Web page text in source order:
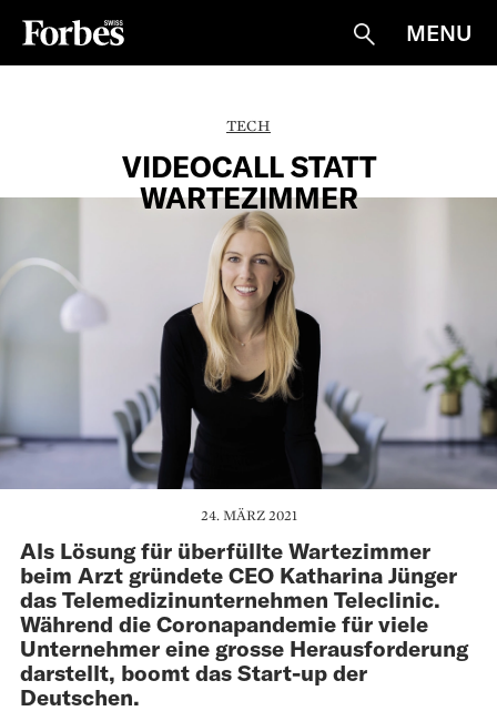
Suche
MENU
TECH
VIDEOCALL STATT
WARTEZIMMER
24. MÄRZ 2021
Als Lösung für überfüllte Wartezimmer
beim Arzt gründete CEO Katharina Jünger
das Telemedizinunternehmen Teleclinic.
Während die Coronapandemie für viele
Unternehmer eine grosse Herausforderung
darstellt, boomt das Start-up der
Deutschen.